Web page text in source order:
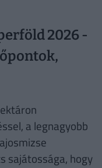
2026 -
a legnagyobb
sajátossága, hogy